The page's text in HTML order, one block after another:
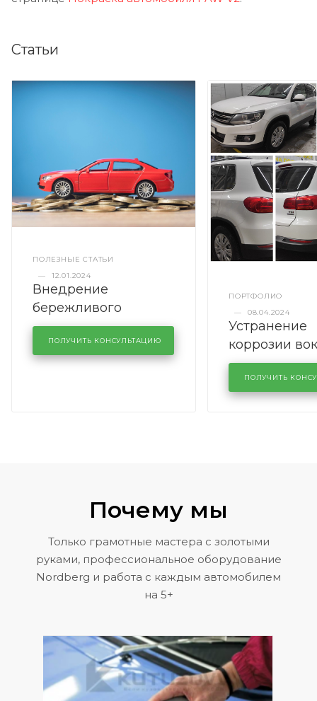
Статьи
ПОЛЕЗНЫЕ СТАТЬИ
—
12.01.2024
Внедрение
бережливого
производства в
кузовном сервисе
KUTUZOVV
ПОЛУЧИТЬ КОНСУЛЬТАЦИЮ
ПОРТФОЛИО
—
08.04.2024
Устранение
коррозии
лобового
районе
Volkswagen
ПОЛУЧИТЬ
Почему мы
Только грамотные мастера с золотыми
руками, профессиональное оборудование
Nordberg и работа с каждым автомобилем
на 5+